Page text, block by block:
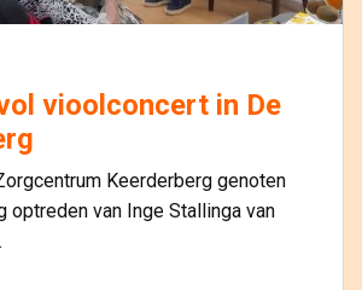
vioolconcert in De
Keerderberg genoten
optreden van Inge Stallinga van